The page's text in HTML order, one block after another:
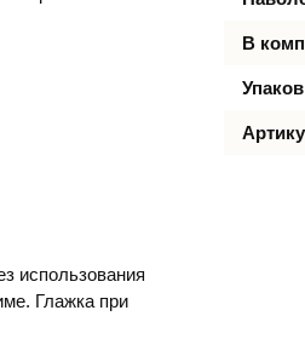
использования
Глажка при
В